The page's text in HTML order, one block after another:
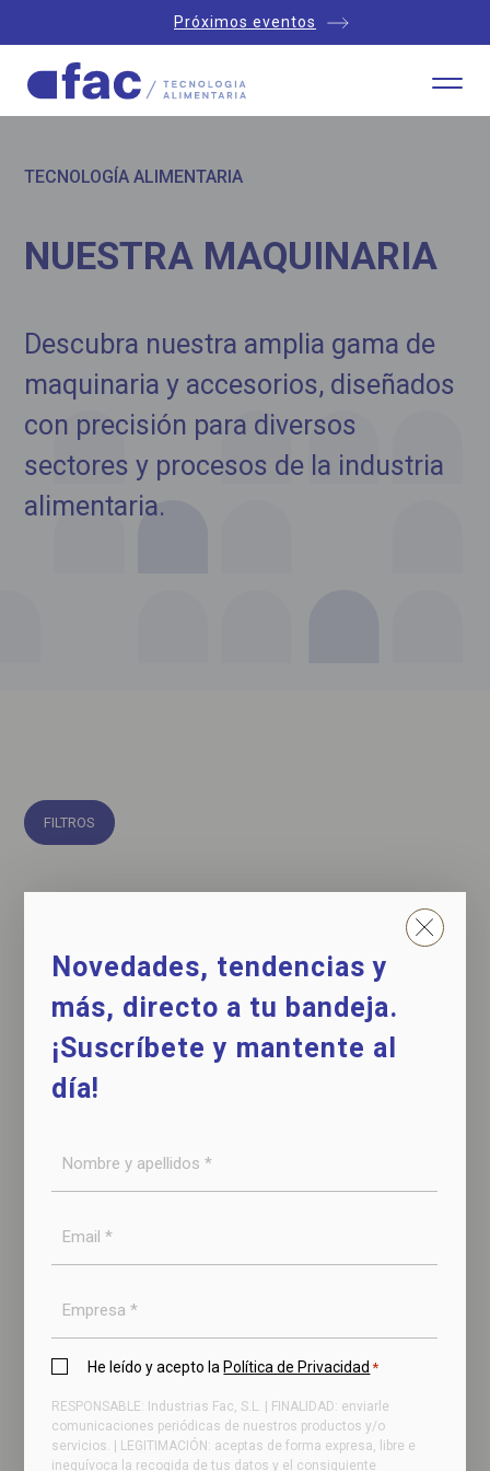
Próximos eventos
TECNOLOGÍA ALIMENTARIA
NUESTRA MAQUINARIA
Descubra nuestra amplia gama de
maquinaria y accesorios, diseñados
con precisión para diversos
sectores y procesos de la industria
alimentaria.
FILTROS
Novedades, tendencias y
más, directo a tu bandeja.
¡Suscríbete y mantente al
día!
Política
privacidad
*
He leído y acepto laPolítica de Privacidad *
RESPONSABLE: Industrias Fac, S.L. | FINALIDAD: enviarle
comunicaciones periódicas de nuestros productos y/o
servicios. | LEGITIMACIÓN: aceptas de forma expresa, libre e
inequívoca la recogida de tus datos y el consiguiente